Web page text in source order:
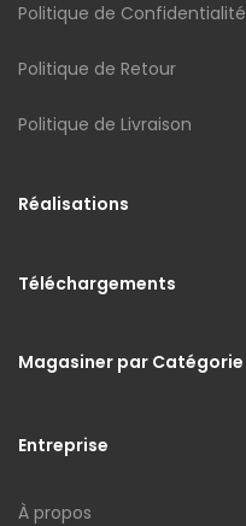
Politique de Confidentialité
Politique de Retour
Politique de Livraison
Réalisations
Téléchargements
Magasiner par Catégorie
Entreprise
À propos